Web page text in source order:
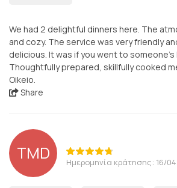
We had 2 delightful dinners here. The
and cozy. The service was very friendly
delicious. It was if you went to
Thoughtfully prepared, skillfully cooked
Oikeio.
Share
TMD Ημερομηνία κράτησης: 16/